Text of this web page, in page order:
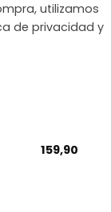
utilizamos
de privacidad y
159,90